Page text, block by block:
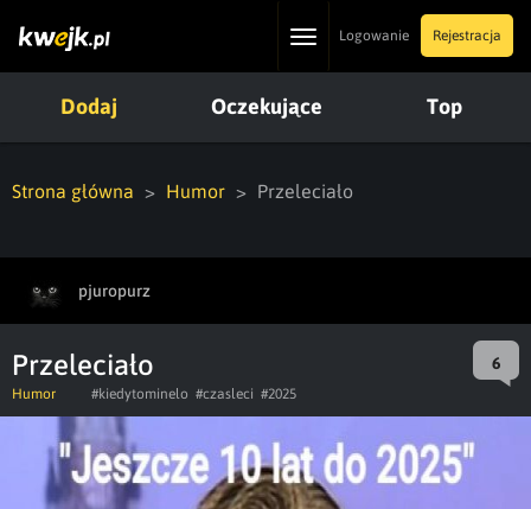
ToggleLogowanie Rejestracja
Dodaj Oczekujące Top
Strona główna Humor Przeleciało
pjuropurz
Przeleciało 6
Humor #kiedytominelo #czasleci #2025